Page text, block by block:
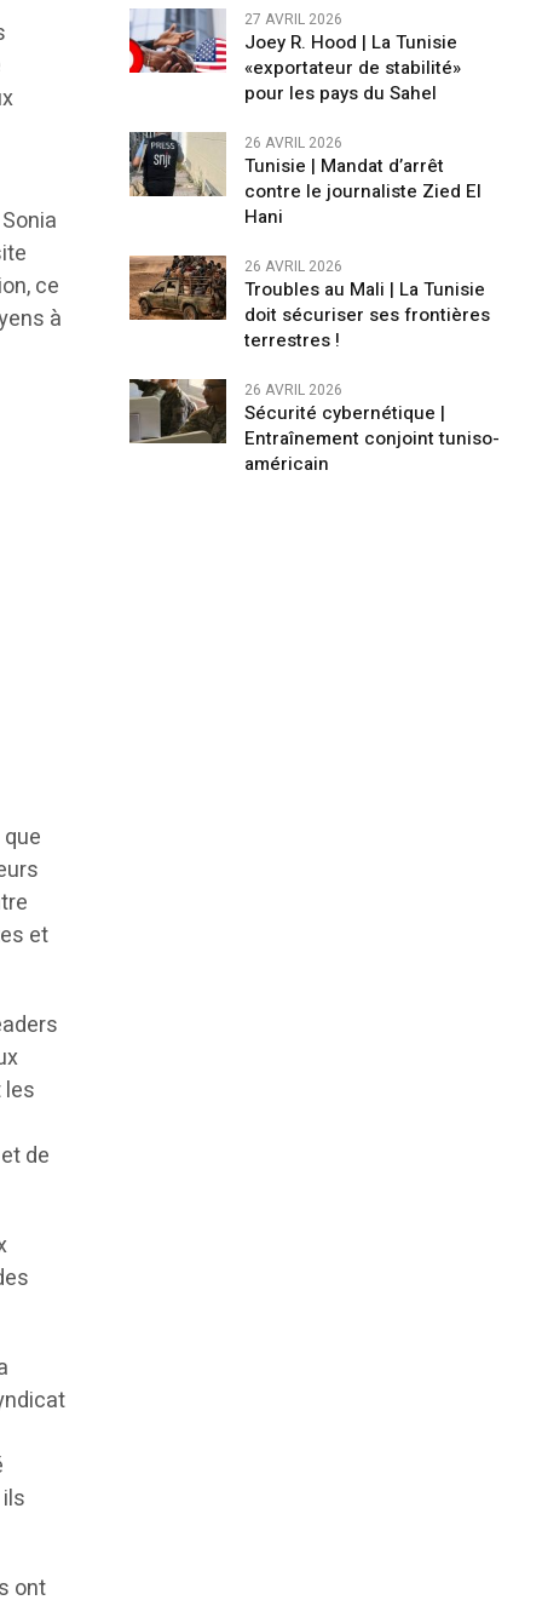
ce
à
et
les
de
ont
27 AVRIL 2026
Joey R. Hood | La Tunisie
«exportateur de stabilité»
pour les pays du Sahel
26 AVRIL 2026
Tunisie | Mandat d’arrêt
contre le journaliste Zied El
Hani
26 AVRIL 2026
Troubles au Mali | La Tunisie
doit sécuriser ses frontières
terrestres !
26 AVRIL 2026
Sécurité cybernétique |
Entraînement conjoint tuniso-
américain